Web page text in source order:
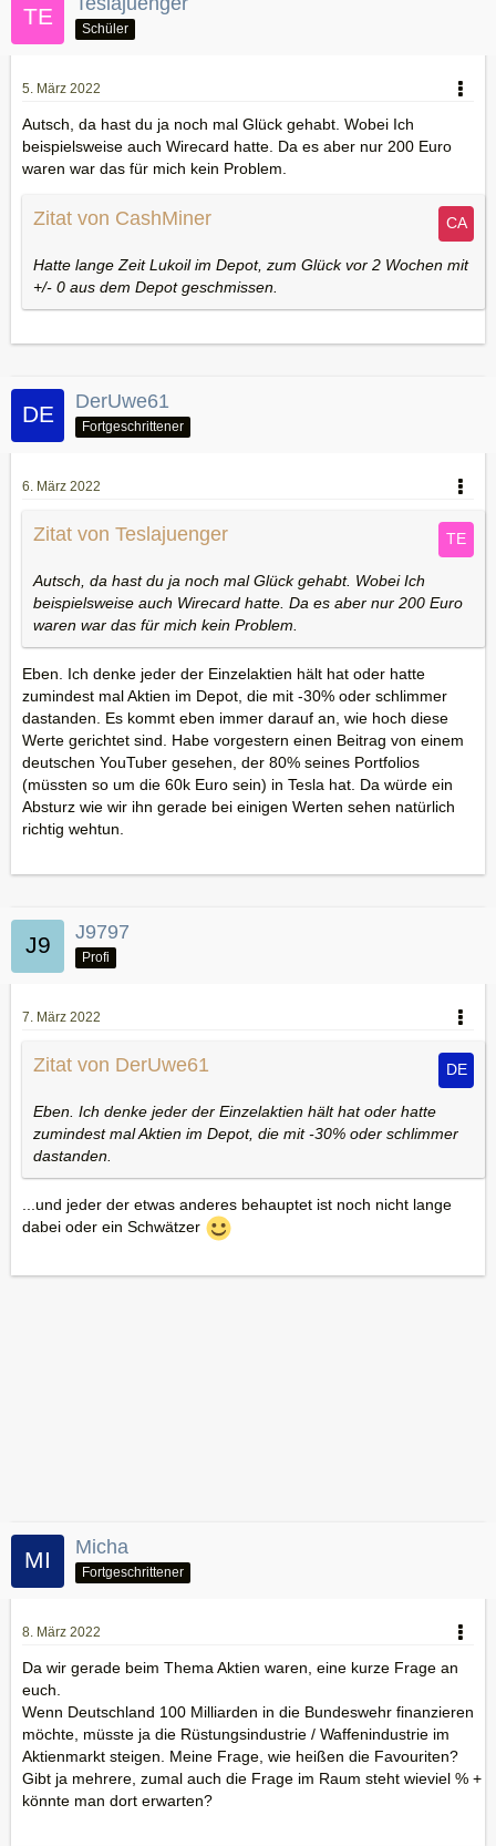
Schüler
5. März 2022
Autsch, da hast du ja noch mal Glück gehabt. Wobei Ich
beispielsweise auch Wirecard hatte. Da es aber nur 200 Euro
waren war das für mich kein Problem.
Zitat von CashMiner
Hatte lange Zeit Lukoil im Depot, zum Glück vor 2 Wochen mit
+/- 0 aus dem Depot geschmissen.
DerUwe61
Fortgeschrittener
6. März 2022
Zitat von Teslajuenger
Autsch, da hast du ja noch mal Glück gehabt. Wobei Ich
beispielsweise auch Wirecard hatte. Da es aber nur 200 Euro
waren war das für mich kein Problem.
Eben. Ich denke jeder der Einzelaktien hält hat oder hatte
zumindest mal Aktien im Depot, die mit -30% oder schlimmer
dastanden. Es kommt eben immer darauf an, wie hoch diese
Werte gerichtet sind. Habe vorgestern einen Beitrag von einem
deutschen YouTuber gesehen, der 80% seines Portfolios
(müssten so um die 60k Euro sein) in Tesla hat. Da würde ein
Absturz wie wir ihn gerade bei einigen Werten sehen natürlich
richtig wehtun.
J9797
Profi
7. März 2022
Zitat von DerUwe61
Eben. Ich denke jeder der Einzelaktien hält hat oder hatte
zumindest mal Aktien im Depot, die mit -30% oder schlimmer
dastanden.
...und jeder der etwas anderes behauptet ist noch nicht lange
dabei oder ein Schwätzer
Micha
Fortgeschrittener
8. März 2022
Da wir gerade beim Thema Aktien waren, eine kurze Frage an
euch.
Wenn Deutschland 100 Milliarden in die Bundeswehr finanzieren
möchte, müsste ja die Rüstungsindustrie / Waffenindustrie im
Aktienmarkt steigen. Meine Frage, wie heißen die Favouriten?
Gibt ja mehrere, zumal auch die Frage im Raum steht wieviel % +
könnte man dort erwarten?